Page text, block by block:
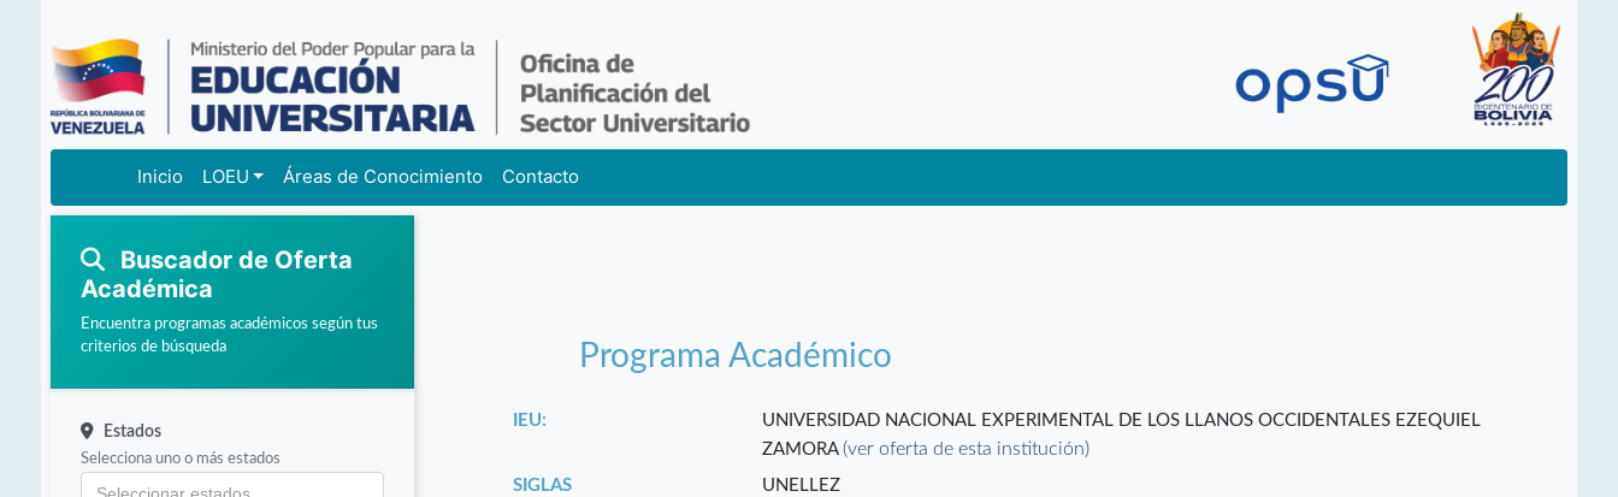
Inicio LOEU Áreas de Conocimiento Contacto
Buscador de Oferta
Académica
Encuentra programas académicos según tus
criterios de búsqueda
Estados
Selecciona uno o más estados
Programa Académico
IEU:
UNIVERSIDAD NACIONAL EXPERIMENTAL DE LOS LLANOS OCCIDENTALES EZEQUIEL
ZAMORA(ver oferta de esta institución)
SIGLAS
UNELLEZ